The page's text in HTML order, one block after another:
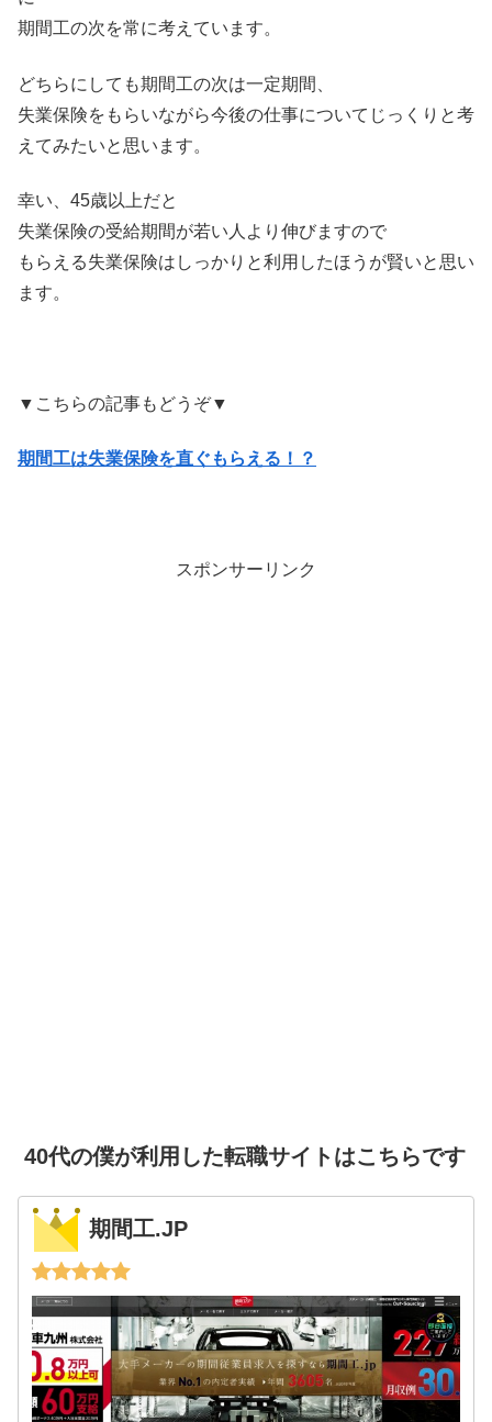
期間工の次を常に考えています。
どちらにしても期間工の次は一定期間、
失業保険をもらいながら今後の仕事についてじっくりと考
えてみたいと思います。
幸い、45歳以上だと
失業保険の受給期間が若い人より伸びますので
もらえる失業保険はしっかりと利用したほうが賢いと思い
ます。
▼こちらの記事もどうぞ▼
期間工は失業保険を直ぐもらえる！？
スポンサーリンク
40代の僕が利用した転職サイトはこちらです
期間工.JP